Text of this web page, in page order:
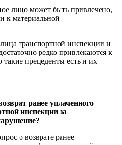
лицо может быть привлечено,
к материальной
транспортной инспекции и
редко привлекаются к
такие прецеденты есть и их
ранее уплаченного
инспекции за
о возврате ранее